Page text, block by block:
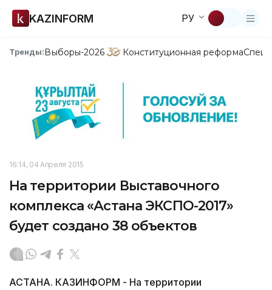
KAZINFORM РУ
Тренды:Выборы-2026 Конституционная реформа
16:14, 04 Апреля 2015
На территории Выставочного
комплекса «Астана ЭКСПО-2017»
будет создано 38 объектов
АСТАНА. КАЗИНФОРМ - На территории